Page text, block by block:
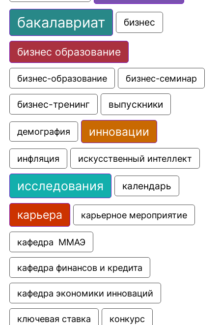
бакалавриат бизнес
бизнес образование
бизнес-образование бизнес-семинар
бизнес-тренинг выпускники
демография инновации
инфляция искусственный интеллект
исследования календарь
карьера карьерное мероприятие
кафедра  ММАЭ
кафедра финансов и кредита
кафедра экономики инноваций
ключевая ставка конкурс